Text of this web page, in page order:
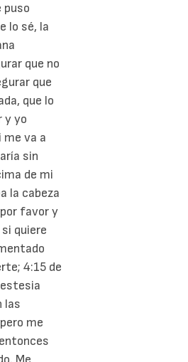
puso
lo sé, la
que no
que
que lo
y yo
va a
sin
de mi
la cabeza
favor y
quiere
4:15 de
las
me